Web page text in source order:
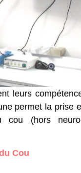
leurs
permet la prise
(hors
Cou